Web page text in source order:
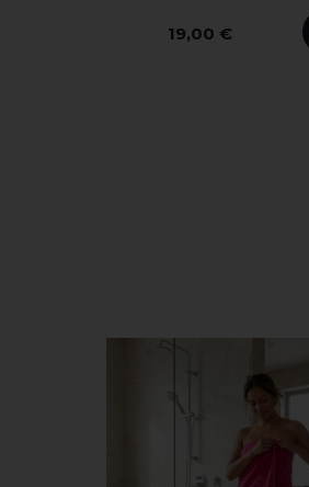
19,00 €